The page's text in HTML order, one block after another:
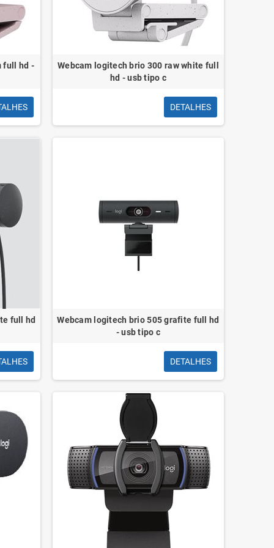
Vention BGWH0/
- USB-C Macho/
Cabo HDMI 2.1 8K Vention ALGLI,
HDMI Macho - HDMI Macho, 3m, Azul
full hd -
Webcam logitech brio 300 raw white full
hd - usb tipo c
DETALHES
full hd
Webcam logitech brio 505 grafite full hd
- usb tipo c
DETALHES